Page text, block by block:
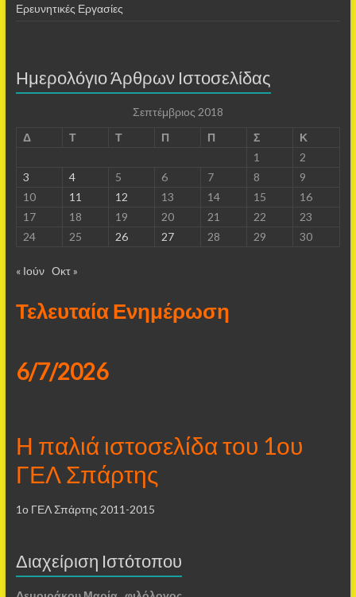
Ερευνητικές Εργασίες
Ημερολόγιο Άρθρων Ιστοσελίδας
Σεπτέμβριος 2018
Δ
Τ Τ Π Π Σ
Κ
1
2
3
4 5 6 7 8
9
10
11 12 13 14 15
16
17
18 19 20 21 22
23
24
25 26 27 28 29 30
« Ιούν Οκτ »
Τελευταία Ενημέρωση
6/7/2026
Η παλιά ιστοσελίδα του 1ου
ΓΕΛ Σπάρτης
1ο ΓΕΛ Σπάρτης 2011-2015
Διαχείριση Ιστότοπου